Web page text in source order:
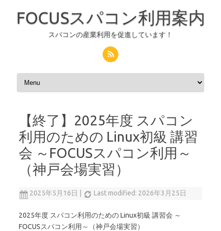
FOCUSスパコン利用案内
スパコンの産業利用を促進しています！
コンテンツへスキップ
【終了】2025年度 スパコン
利用のための Linux初級 講習
会 ～FOCUSスパコン利用～
（神戸会場実習）
2025年5月16日 Last modified: 2026年3月25日
2025年度 スパコン利用のための Linux初級 講習会 ～
FOCUSスパコン利用～（神戸会場実習）